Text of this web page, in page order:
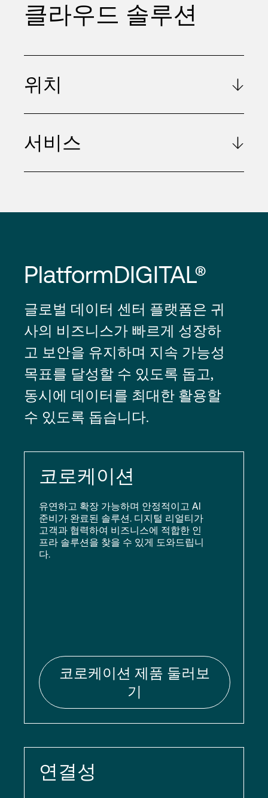
클라우드 솔루션
위치
서비스
PlatformDIGITAL®
글로벌 데이터 센터 플랫폼은 귀
사의 비즈니스가 빠르게 성장하
고 보안을 유지하며 지속 가능성
목표를 달성할 수 있도록 돕고,
동시에 데이터를 최대한 활용할
수 있도록 돕습니다.
코로케이션
유연하고 확장 가능하며 안정적이고 AI
준비가 완료된 솔루션. 디지털 리얼티가
고객과 협력하여 비즈니스에 적합한 인
프라 솔루션을 찾을 수 있게 도와드립니
다.
코로케이션 제품 둘러보
기
연결성